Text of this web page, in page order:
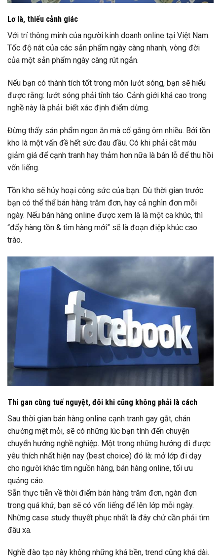
Lơ là, thiếu cảnh giác
Với trí thông minh của người kinh doanh online tại Việt Nam.
Tốc độ nát của các sản phẩm ngày càng nhanh, vòng đời
của một sản phẩm ngày càng rút ngắn.
Nếu bạn có thành tích tốt trong môn lướt sóng, bạn sẽ hiểu
được rằng: lướt sóng phải tỉnh táo. Cảnh giới khá cao trong
nghề này là phải: biết xác định điểm dừng.
Đừng thấy sản phẩm ngon ăn mà cố gắng ôm nhiều. Bởi tồn
kho là một vấn đề hết sức đau đầu. Có khi phải cắt máu
giảm giá để cạnh tranh hay thảm hơn nữa là bán lỗ để thu hồi
vốn liếng.
Tồn kho sẽ hủy hoại công sức của bạn. Dù thời gian trước
bạn có thể thể bán hàng trăm đơn, hay cả nghìn đơn mỗi
ngày. Nếu bán hàng online được xem là là một ca khúc, thì
“đẩy hàng tồn & tìm hàng mới” sẽ là đoạn điệp khúc cao
trào.
Thi gan cùng tuế nguyệt, đôi khi cũng không phải là cách
Sau thời gian bán hàng online cạnh tranh gay gắt, chán
chường mệt mỏi, sẽ có những lúc bạn tính đến chuyện
chuyển hướng nghề nghiệp. Một trong những hướng đi được
yêu thích nhất hiện nay (best choice) đó là: mở lớp đi dạy
cho người khác tìm nguồn hàng, bán hàng online, tối ưu
quảng cáo.
Sẵn thực tiễn về thời điểm bán hàng trăm đơn, ngàn đơn
trong quá khứ, bạn sẽ có vốn liếng để lên lớp mỗi ngày.
Những case study thuyết phục nhất là đây chứ cần phải tìm
đâu xa.
Nghề đào tạo này không những khá bền, trend cũng khá dài.